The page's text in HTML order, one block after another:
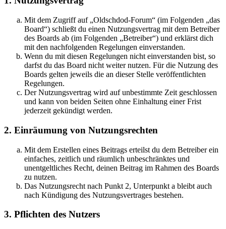
Mit dem Zugriff auf „Oldschdod-Forum“ (im Folgenden „das
Board“) schließt du einen Nutzungsvertrag mit dem Betreiber
des Boards ab (im Folgenden „Betreiber“) und erklärst dich
mit den nachfolgenden Regelungen einverstanden.
Wenn du mit diesen Regelungen nicht einverstanden bist, so
darfst du das Board nicht weiter nutzen. Für die Nutzung des
Boards gelten jeweils die an dieser Stelle veröffentlichten
Regelungen.
Der Nutzungsvertrag wird auf unbestimmte Zeit geschlossen
und kann von beiden Seiten ohne Einhaltung einer Frist
jederzeit gekündigt werden.
2. Einräumung von Nutzungsrechten
Mit dem Erstellen eines Beitrags erteilst du dem Betreiber ein
einfaches, zeitlich und räumlich unbeschränktes und
unentgeltliches Recht, deinen Beitrag im Rahmen des Boards
zu nutzen.
Das Nutzungsrecht nach Punkt 2, Unterpunkt a bleibt auch
nach Kündigung des Nutzungsvertrages bestehen.
3. Pflichten des Nutzers